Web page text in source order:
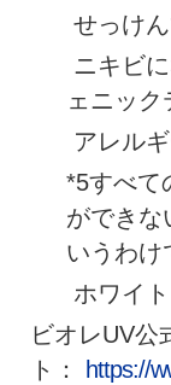
せっけ
ニキビ
ェニック
アレル
*5すべて
ができな
いうわけ
ホワイ
ビオレUV公
ト：
https://